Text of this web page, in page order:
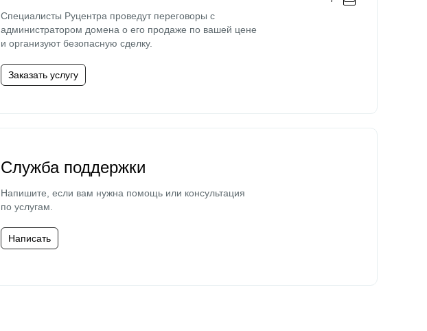
Специалисты Руцентра проведут переговоры с
администратором домена о его продаже по вашей цене
и организуют безопасную сделку.
Заказать услугу
Служба поддержки
Напишите, если вам нужна помощь или консультация
по услугам.
Написать